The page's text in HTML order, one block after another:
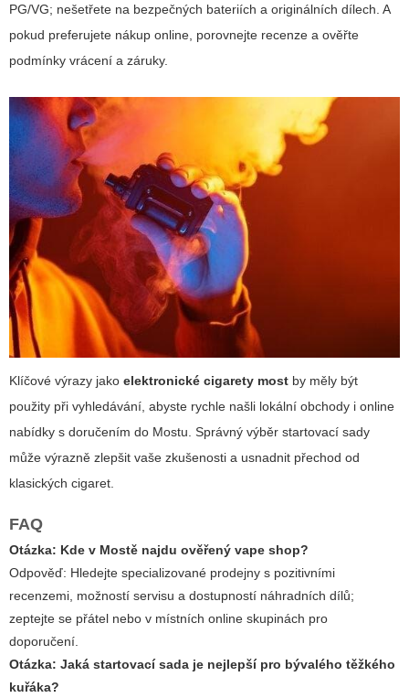
PG/VG; nešetřete na bezpečných bateriích a originálních dílech. A
pokud preferujete nákup online, porovnejte recenze a ověřte
podmínky vrácení a záruky.
Klíčové výrazy jako elektronické cigarety most by měly být
použity při vyhledávání, abyste rychle našli lokální obchody i online
nabídky s doručením do Mostu. Správný výběr startovací sady
může výrazně zlepšit vaše zkušenosti a usnadnit přechod od
klasických cigaret.
FAQ
Otázka: Kde v Mostě najdu ověřený vape shop?
Odpověď: Hledejte specializované prodejny s pozitivními
recenzemi, možností servisu a dostupností náhradních dílů;
zeptejte se přátel nebo v místních online skupinách pro
doporučení.
Otázka: Jaká startovací sada je nejlepší pro bývalého těžkého
kuřáka?